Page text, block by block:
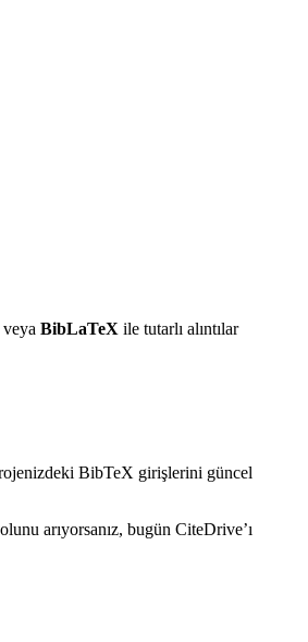
BibLaTeX ile tutarlı alıntılar
BibTeX girişlerini güncel
arıyorsanız, bugün CiteDrive’ı